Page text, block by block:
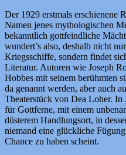
Der 1929 erstmals erschienene
Namen jenes mythologischen
bekanntlich gottfeindliche
wundert’s also, deshalb nicht
Kriegsschiffe, sondern findet
Literatur. Autoren wie Joseph
Hobbes mit seinem berühmten
da genannt werden, aber auch
Theaterstück von Dea Loher. In
für Gottferne, mit einem
düsterem Handlungsort, in
niemand eine glückliche
Chance zu haben scheint.